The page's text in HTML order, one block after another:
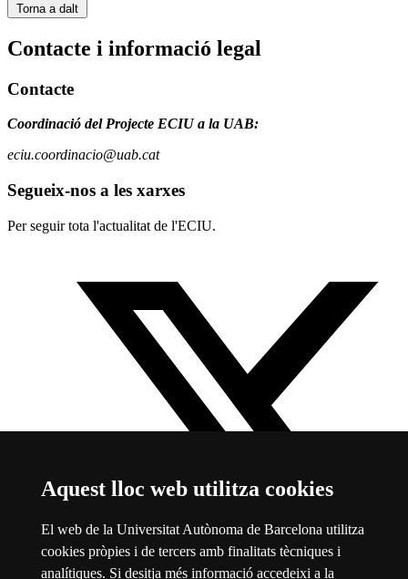
Aquest lloc web utilitza cookies
El web de la Universitat Autònoma de Barcelona utilitza
cookies pròpies i de tercers amb finalitats tècniques i
analítiques. Si desitja més informació accedeixi a la
Torna a dalt
Contacte i informació legal
Contacte
Coordinació del Projecte ECIU a la UAB:
eciu.coordinacio@uab.cat
Segueix-nos a les xarxes
Per seguir tota l'actualitat de l'ECIU.